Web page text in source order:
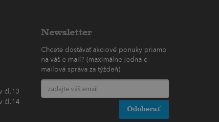
čl.13
čl.14
Newsletter
Chcete dostávať akciové ponuky priamo
na váš e-mail? (maximálne jedna e-
mailová správa za týždeň)
Odoberať